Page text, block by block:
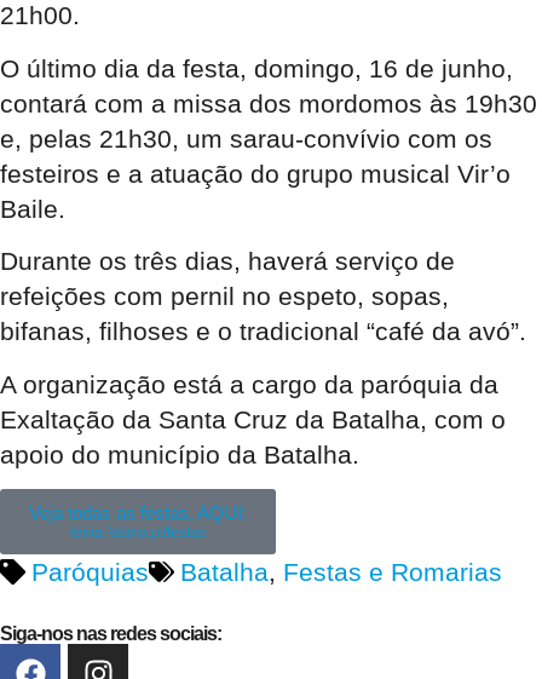
21h00.
O último dia da festa, domingo, 16 de junho,
contará com a missa dos mordomos às 19h30
e, pelas 21h30, um sarau-convívio com os
festeiros e a atuação do grupo musical Vir’o
Baile.
Durante os três dias, haverá serviço de
refeições com pernil no espeto, sopas,
bifanas, filhoses e o tradicional “café da avó”.
A organização está a cargo da paróquia da
Exaltação da Santa Cruz da Batalha, com o
apoio do município da Batalha.
Veja todas as festas, AQUI:
leiria-fatima.pt/festas
Paróquias Batalha, Festas e Romarias
Siga-nos nas redes sociais: